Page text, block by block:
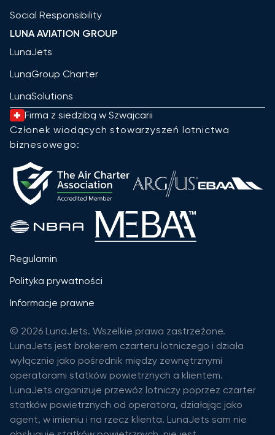
Social Responsibility
LUNA AVIATION GROUP
LunaJets
LunaGroup Charter
LunaSolutions
Firma z siedzibą w Szwajcarii
Członek wiodących stowarzyszeń lotnictwa
biznesowego:
Regulamin
Polityka prywatności
Informacje prawne
© 2026 LunaJets. Wszelkie prawa zastrzeżone.
LunaJets jest brokerem czarteru lotniczego i działa
wyłącznie jako pośrednik między zewnętrznymi
operatorami statków powietrznych a klientem.
LunaJets organizuje przewóz lotniczy poprzez czarter
statków powietrznych od operatora, działając jako
agent, w imieniu i na rzecz klienta. LunaJets sam nie